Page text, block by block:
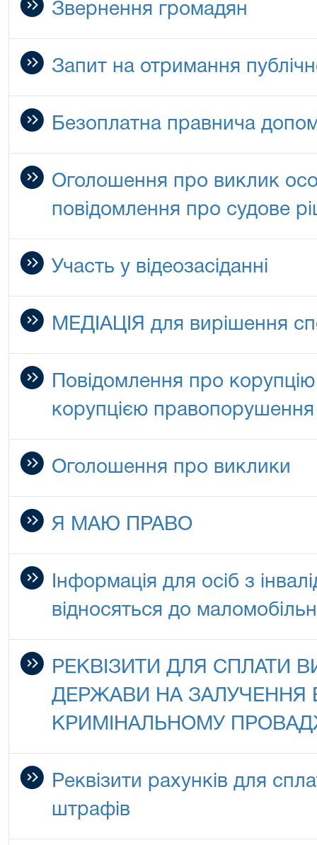
Звернення громадян
Запит на отримання
Безоплатна правнича
Оголошення про виклик
повідомлення про судове
Участь у відеозасіданні
МЕДІАЦІЯ для вирішення
Повідомлення про
корупцією правопорушення
Оголошення про виклики
Я МАЮ ПРАВО
Інформація для осіб з
відносяться до
РЕКВІЗИТИ ДЛЯ СПЛАТИ
ДЕРЖАВИ НА ЗАЛУЧЕННЯ
КРИМІНАЛЬНОМУ
Реквізити рахунків для
штрафів